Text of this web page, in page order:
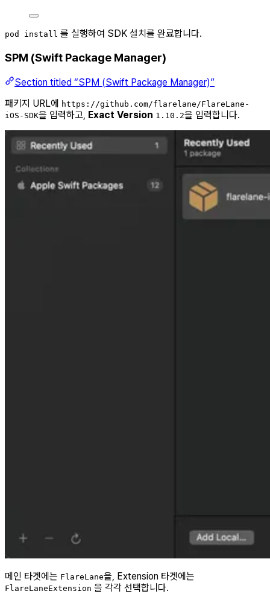
pod install 를 실행하여 SDK 설치를 완료합니다.
SPM (Swift Package Manager)
Section titled “SPM (Swift Package Manager)”
패키지 URL에 https://github.com/flarelane/FlareLane-
iOS-SDK을 입력하고, Exact Version 1.10.2을 입력합니다.
메인 타겟에는 FlareLane을, Extension 타겟에는
FlareLaneExtension 을 각각 선택합니다.